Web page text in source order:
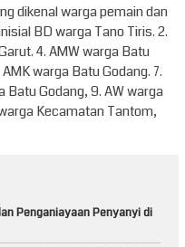
dikenal warga pemain dan
BD warga Tano Tiris. 2.
4. AMW warga Batu
warga Batu Godang. 7.
Batu Godang, 9. AW warga
Kecamatan Tantom,
Penganiayaan Penyanyi di